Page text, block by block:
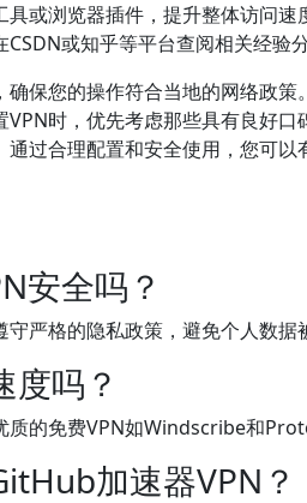
或浏览器插件，提升整体访问
或知乎等平台查阅相关经验分
保您的操作符合当地的网络政
时，优先考虑那些具有良好
过合理配置和安全使用，您可
安全吗？
严格的隐私政策，避免个人数据
度吗？
的免费VPN如Windscribe和
加速器VPN？